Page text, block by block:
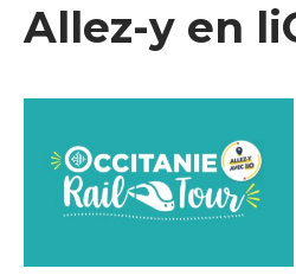
Allez-y en